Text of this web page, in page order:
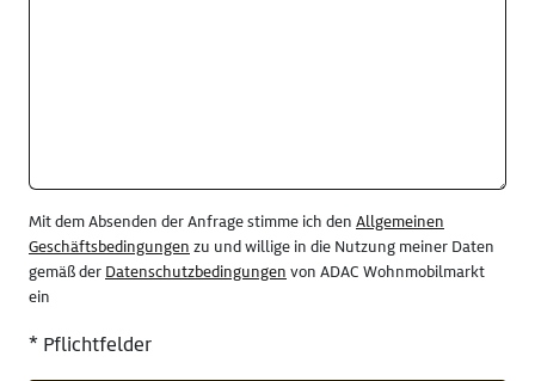
Mit dem Absenden der Anfrage stimme ich den Allgemeinen
Geschäftsbedingungen zu und willige in die Nutzung meiner Daten
gemäß der Datenschutzbedingungen von ADAC Wohnmobilmarkt
ein
* Pflichtfelder